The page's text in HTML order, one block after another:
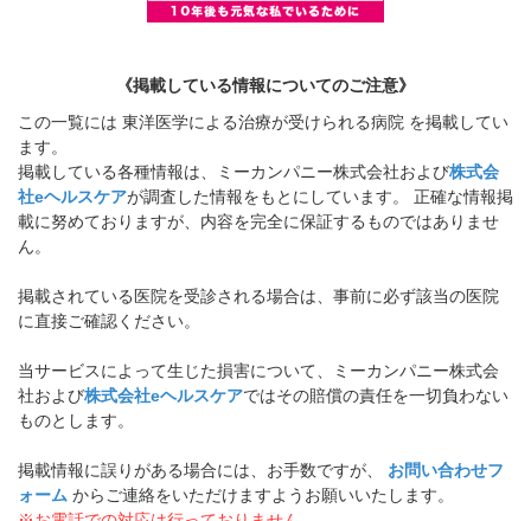
《掲載している情報についてのご注意》
この一覧には 東洋医学による治療が受けられる病院 を掲載してい
ます。
掲載している各種情報は、ミーカンパニー株式会社および株式会
社eヘルスケアが調査した情報をもとにしています。 正確な情報掲
載に努めておりますが、内容を完全に保証するものではありませ
ん。
掲載されている医院を受診される場合は、事前に必ず該当の医院
に直接ご確認ください。
当サービスによって生じた損害について、ミーカンパニー株式会
社および株式会社eヘルスケアではその賠償の責任を一切負わない
ものとします。
掲載情報に誤りがある場合には、お手数ですが、 お問い合わせフ
ォーム からご連絡をいただけますようお願いいたします。